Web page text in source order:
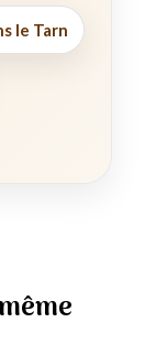
le Tarn